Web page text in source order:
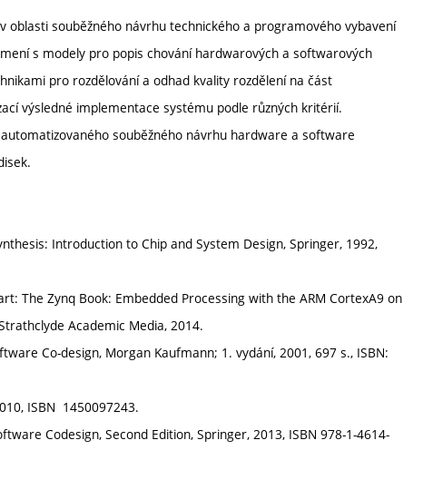
souběžného návrhu technického a programového vybavení
s modely pro popis chování hardwarových a softwarových
pro rozdělování a odhad kvality rozdělení na část
výsledné implementace systému podle různých kritérií.
souběžného návrhu hardware a software
Introduction to Chip and System Design, Springer, 1992,
The Zynq Book: Embedded Processing with the ARM CortexA9 on
Academic Media, 2014.
Co-design, Morgan Kaufmann; 1. vydání, 2001, 697 s., ISBN:
ISBN ‎ 1450097243.
Codesign, Second Edition, Springer, 2013, ISBN 978-1-4614-